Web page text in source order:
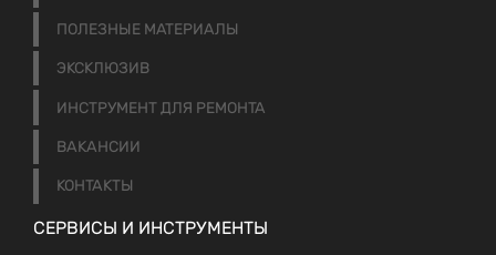
ПОЛЕЗНЫЕ МАТЕРИАЛЫ
ЭКСКЛЮЗИВ
ИНСТРУМЕНТ ДЛЯ РЕМОНТА
ВАКАНСИИ
КОНТАКТЫ
СЕРВИСЫ И ИНСТРУМЕНТЫ